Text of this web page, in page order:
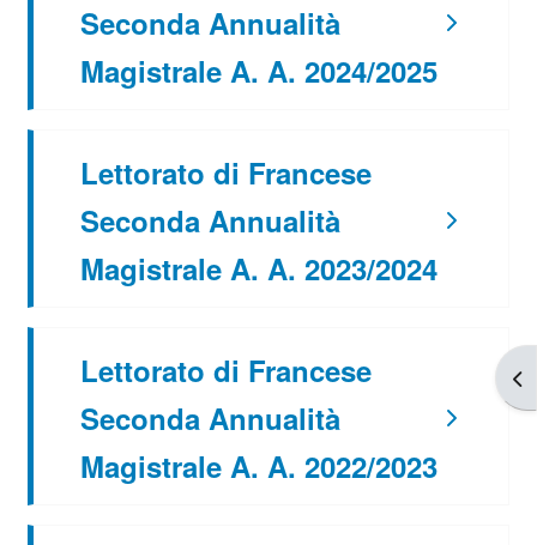
Seconda Annualità
Magistrale A. A. 2024/2025
Lettorato di Francese
Seconda Annualità
Magistrale A. A. 2023/2024
Lettorato di Francese
Seconda Annualità
Magistrale A. A. 2022/2023